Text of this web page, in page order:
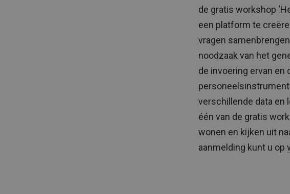
de gratis workshop
een platform te
vragen
noodzaak van het
de invoering ervan en
verschillende data en
één van de gratis
wonen en kijken uit
aanmelding kunt u op